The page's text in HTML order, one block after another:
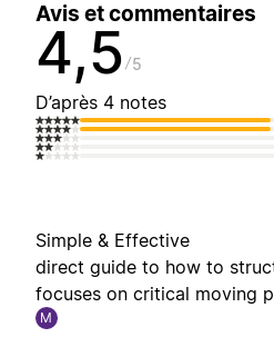
Avis et commentaires
4,5 5
D’après 4 notes
Simple & Effective
direct guide to how to
focuses on critical moving
M